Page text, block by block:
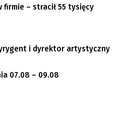
firmie – stracił 55 tysięcy
i dyrektor artystyczny
07.08 – 09.08